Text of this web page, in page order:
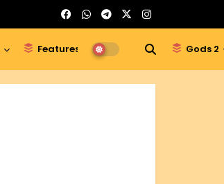
Features Gods 1 Gods 2